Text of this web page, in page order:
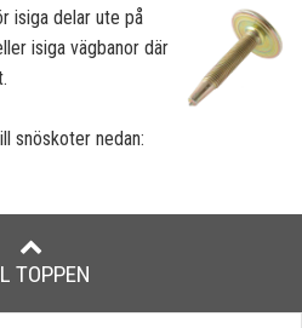
isiga delar ute på
isiga vägbanor där
snöskoter nedan:
TOPPEN